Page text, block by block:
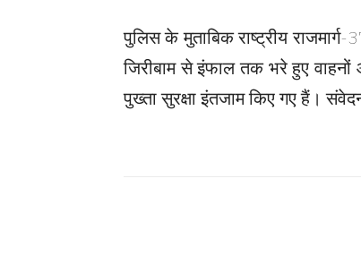
पुलिस के मुताबिक राष्ट्रीय
जिरीबाम से इंफाल तक भरे हुए
पुख्ता सुरक्षा इंतजाम किए गए हैं।